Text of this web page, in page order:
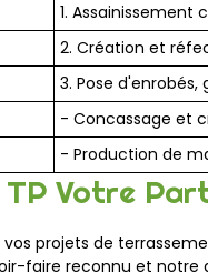
1.
2. Création et
3. Pose
- Concassage et
- Production de
TP Votre
vos projets de
faire reconnu et